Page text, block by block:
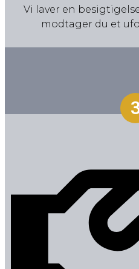
Vi laver en
modtager du et